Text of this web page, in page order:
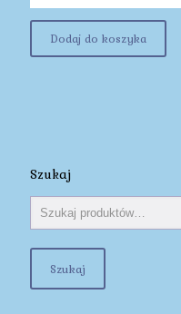
Dodaj do koszyka
Szukaj
Szukaj